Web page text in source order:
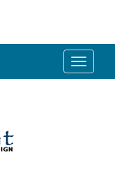
Toggle